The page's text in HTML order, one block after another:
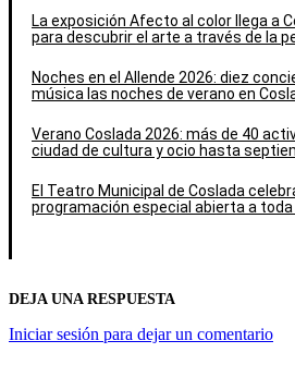
La exposición Afecto al color llega a
para descubrir el arte a través de la
Noches en el Allende 2026: diez
música las noches de verano en
Verano Coslada 2026: más de 40
ciudad de cultura y ocio hasta
El Teatro Municipal de Coslada
programación especial abierta a toda
DEJA UNA RESPUESTA
Iniciar sesión para dejar un comentario